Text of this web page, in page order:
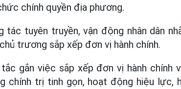
chính quyền địa phương.
tuyên truyền, vận động nhân dân
trương sắp xếp đơn vị hành chính.
gắn việc sắp xếp đơn vị hành chính
chính trị tinh gọn, hoạt động hiệu lực,